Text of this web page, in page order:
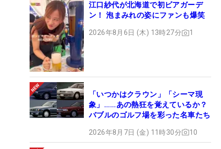
江口紗代が北海道で初ビアガーデ
ン！ 泡まみれの姿にファンも爆笑
2026年8月6日 (木) 13時27分 1
「いつかはクラウン」「シーマ現
象」……あの熱狂を覚えているか？
バブルのゴルフ場を彩った名車たち
2026年8月7日 (金) 11時30分 10